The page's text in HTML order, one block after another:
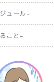
ュール-
こと-